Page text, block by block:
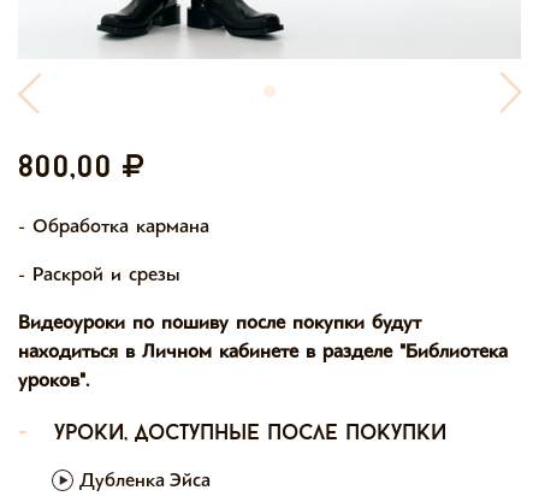
800,00
- Обработка кармана
- Раскрой и срезы
Видеоуроки по пошиву после покупки будут
находиться в Личном кабинете в разделе "Библиотека
уроков".
-
уроки, доступные после покупки
Дубленка Эйса